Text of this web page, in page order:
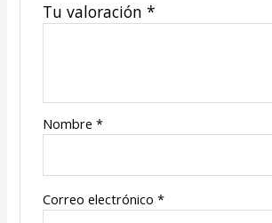
Tu valoración *
Nombre *
Correo electrónico *